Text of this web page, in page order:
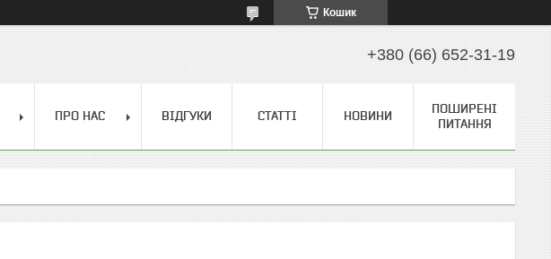
Кошик
+380 (66) 652-31-19
ПРО НАС ВІДГУКИ СТАТТІ НОВИНИ
ПОШИРЕНІ
ПИТАННЯ